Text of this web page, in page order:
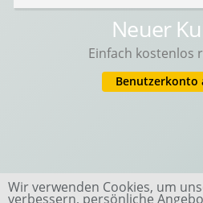
Wir verwenden Cookies, um
verbessern, persönliche
Neuer
Einfach kostenlos
Benutzerkonto